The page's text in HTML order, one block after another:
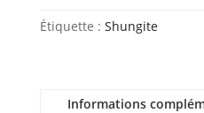
Étiquette : Shungite
Informations